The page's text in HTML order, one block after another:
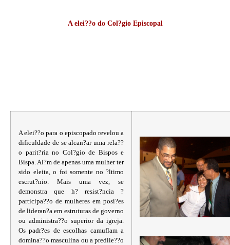
A elei??o do Col?gio Episcopal
A elei??o para o episcopado revelou a
dificuldade de se alcan?ar uma rela??
o parit?ria no Col?gio de Bispos e
Bispa. Al?m de apenas uma mulher ter
sido eleita, o foi somente no ?ltimo
escrut?nio. Mais uma vez, se
demonstra que h? resist?ncia ?
participa??o de mulheres em posi?es
de lideran?a em estruturas de governo
ou administra??o superior da igreja.
Os padr?es de escolhas camuflam a
domina??o masculina ou a predile??o